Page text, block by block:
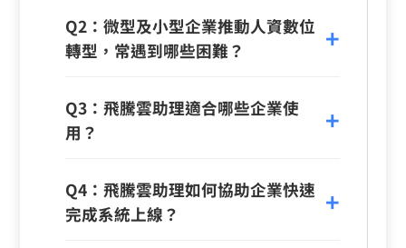
Q2：微型及小型企業推動人資數位
轉型，常遇到哪些困難？
Q3：飛騰雲助理適合哪些企業使
用？
Q4：飛騰雲助理如何協助企業快速
完成系統上線？